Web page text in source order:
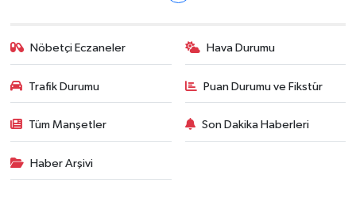
Nöbetçi Eczaneler Hava Durumu
Trafik Durumu Puan Durumu ve Fikstür
Tüm Manşetler Son Dakika Haberleri
Haber Arşivi